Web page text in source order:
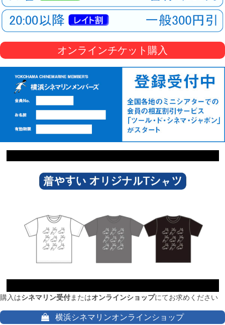
オンラインチケット購入
購入はシネマリン受付またはオンラインショップにてお求めください
横浜シネマリンオンラインショップ